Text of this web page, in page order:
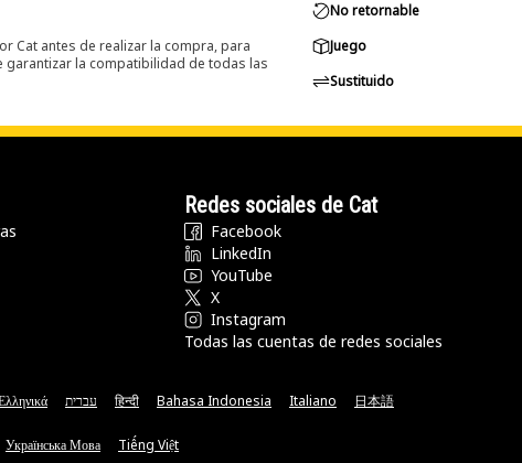
Cat antes de realizar la compra, para
garantizar la compatibilidad de todas las
No retornable
Juego
Sustituido
Redes sociales de Cat
Facebook
LinkedIn
YouTube
X
Instagram
Todas las cuentas de redes sociales
עברית हिन्दी Bahasa Indonesia Italiano 日本語
Українська Мова Tiếng Việt